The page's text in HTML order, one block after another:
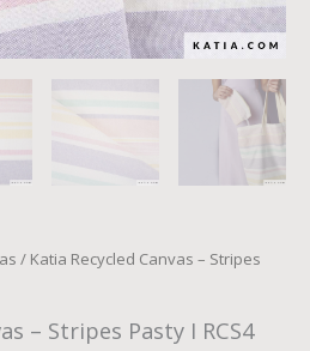
/ Katia Recycled Canvas – Stripes
– Stripes Pasty I RCS4